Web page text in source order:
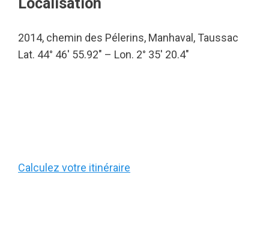
2014, chemin des Pélerins, Manhaval, Taussac
Lat. 44° 46′ 55.92″ – Lon. 2° 35′ 20.4″
Calculez votre itinéraire